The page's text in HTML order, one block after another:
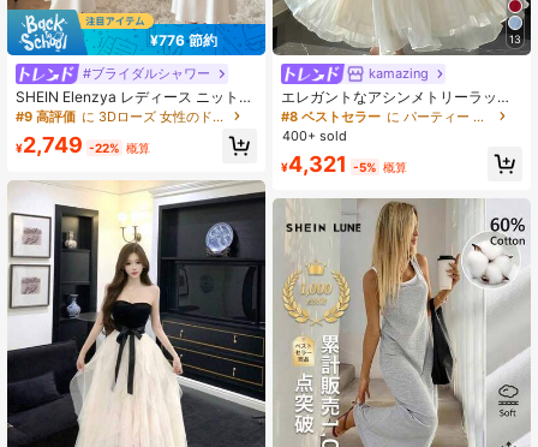
¥776 節約
#ブライダルシャワー
SHEIN Elenzya レディース ニット
オフショルダー 長袖ドレス、3Dフラ
ト、クリームホワイト 秋冬 ウェディ
リデードレス
#9 高評価 に 3Dローズ 女性のドレス
¥2,749 -22% 概算
13
kamazing
エレガントなアシンメトリーラッフ
ルストラップドレス、女性向け、ミ
ニマリストスパゲッティストラッ
グイベント、結婚式、ホームカミン
グなどに最適、夏と春の着用に適し
ています。
#8 ベストセラー
に パーティー 女性のドレス
400+ sold
¥4,321 -5% 概算